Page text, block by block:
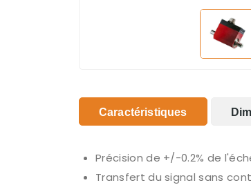
Caractéristiques
Précision de +/-0.2% de
Transfert du signal sans